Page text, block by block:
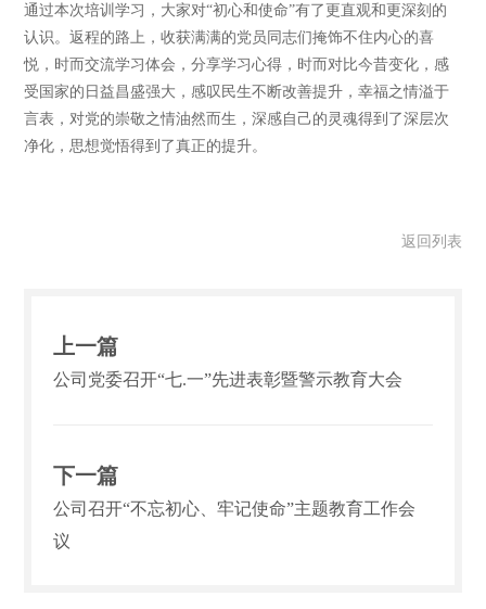
通过本次培训学习，大家对“初心和使命”有了更直观和更深刻的
认识。返程的路上，收获满满的党员同志们掩饰不住内心的喜
悦，时而交流学习体会，分享学习心得，时而对比今昔变化，感
受国家的日益昌盛强大，感叹民生不断改善提升，幸福之情溢于
言表，对党的崇敬之情油然而生，深感自己的灵魂得到了深层次
净化，思想觉悟得到了真正的提升。
返回列表
上一篇
公司党委召开“七.一”先进表彰暨警示教育大会
下一篇
公司召开“不忘初心、牢记使命”主题教育工作会
议